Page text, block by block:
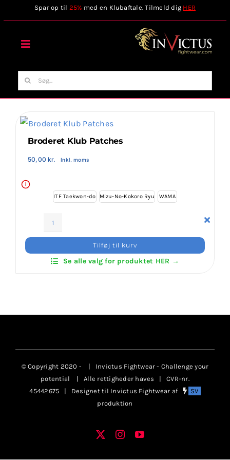
to
Spar op til 25% med en Klubaftale. Tilmeld dig HER
Toggle
Forside
Stilart / Kampsport
Klubaftalesider – Find din klub
Om Invictus Fightwear
Søg
efter:
Broderet Klub Patches
50,00kr. Inkl. moms
i
ITF Taekwon-do Mizu-No-Kokoro Ryu WAMA
Patches
antal
Tilføj til kurv
Se alle valg for produktet HER →
© Copyright 2020 -
| Invictus Fightwear - Challenge your
potential
| Alle rettigheder haves | CVR-nr.
45442675 | Designet til Invictus Fightwear af
SV
produktion
Facebook
X InstagramYouTube